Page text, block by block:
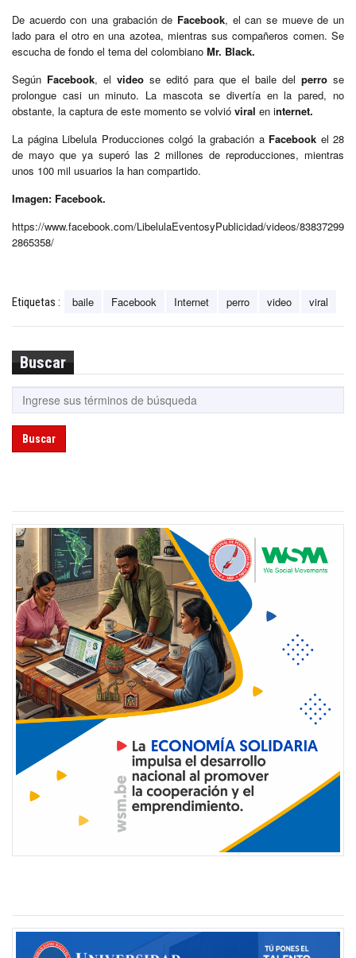
De acuerdo con una grabación de Facebook, el can se mueve de un
lado para el otro en una azotea, mientras sus compañeros comen. Se
escucha de fondo el tema del colombiano Mr. Black.
Según Facebook, el video se editó para que el baile del perro se
prolongue casi un minuto. La mascota se divertía en la pared, no
obstante, la captura de este momento se volvió viral en internet.
La página Libelula Producciones colgó la grabación a Facebook el 28
de mayo que ya superó las 2 millones de reproducciones, mientras
unos 100 mil usuarios la han compartido.
Imagen: Facebook.
https://www.facebook.com/LibelulaEventosyPublicidad/videos/83837299
2865358/
Etiquetas : baile Facebook Internet perro video viral
Buscar
Buscar